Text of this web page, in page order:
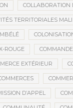
COLLABORATION
TERRITORIALES MALI
ROUGE
EXTÉRIEUR
D’APPEL